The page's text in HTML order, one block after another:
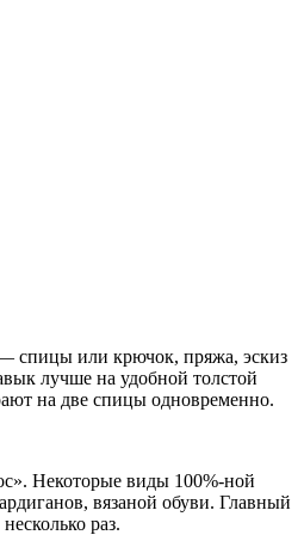
спицы или крючок, пряжа, эскиз
лучше на удобной толстой
на две спицы одновременно.
Некоторые виды 100%-ной
вязаной обуви. Главный
раз.